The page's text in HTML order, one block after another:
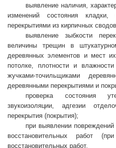
выявление наличия,
изменений состояния
перекрытиями из кирпичных
выявление зыбкости
величины трещин в
деревянных элементов и мест
потолке, плотности и
жучками-точильщиками
деревянными перекрытиями и
проверка состояния
звукоизоляции, адгезии
перекрытия (покрытия);
при выявлении
восстановительных работ
восстановительных работ.